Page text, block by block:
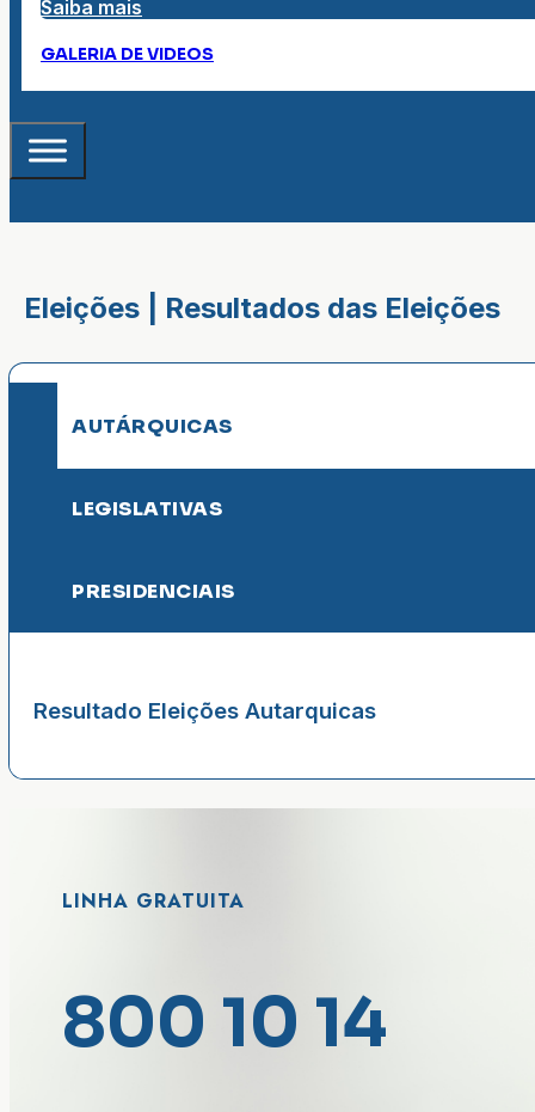
Saiba mais
GALERIA DE VIDEOS
Eleições | Resultados das Eleições
AUTÁRQUICAS
LEGISLATIVAS
PRESIDENCIAIS
Resultado Eleições Autarquicas
LINHA GRATUITA
800 10 14